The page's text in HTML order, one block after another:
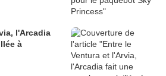
l'Arcadia
à